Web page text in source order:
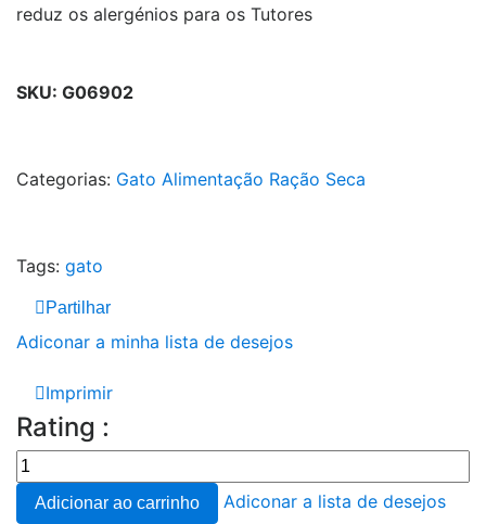
reduz os alergénios para os Tutores
SKU: G06902
Categorias: Gato Alimentação Ração Seca
Tags: gato
Partilhar
Adiconar a minha lista de desejos
Imprimir
Rating :
Adicionar ao carrinho Adiconar a lista de desejos